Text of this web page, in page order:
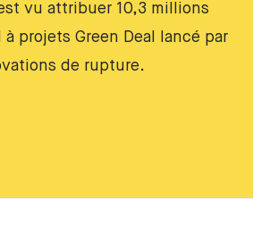
vu attribuer 10,3 millions
projets Green Deal lancé par
de rupture.